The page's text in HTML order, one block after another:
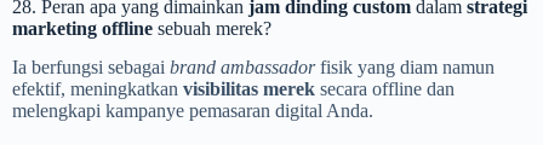
28. Peran apa yang dimainkan jam dinding custom dalam strategi
marketing offline sebuah merek?
Ia berfungsi sebagai brand ambassadorfisik yang diam namun
efektif, meningkatkan visibilitas merek secara offline dan
melengkapi kampanye pemasaran digital Anda.